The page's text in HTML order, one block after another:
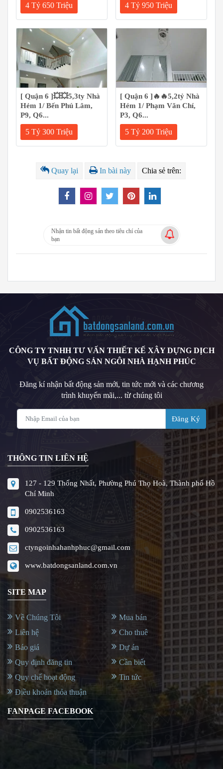
4 Tỷ 650 Triệu 4 Tỷ 950 Triệu
[ Quận 6 ]💥💥5,3ty Nhà
Hẻm 1/ Bến Phú Lâm,
P9, Q6...
5 Tỷ 300 Triệu
[ Quận 6 ]🔥🔥5,2tỷ Nhà
Hẻm 1/ Phạm Văn Chí,
P3, Q6...
5 Tỷ 200 Triệu
Quay lại In bài này Chia sẻ trên:
Nhận tin bất động sản theo tiêu chí của
bạn
CÔNG TY TNHH TƯ VẤN THIẾT KẾ XÂY DỰNG DỊCH
VỤ BẤT ĐỘNG SẢN NGÔI NHÀ HẠNH PHÚC
Đăng kí nhận bất động sản mới, tin tức mới và các chương
trình khuyến mãi,... từ chúng tôi
Đăng Ký
THÔNG TIN LIÊN HỆ
127 - 129 Thống Nhất, Phường Phú Thọ Hoà, Thành phố Hồ
Chí Minh
0902536163
0902536163
ctyngoinhahanhphuc@gmail.com
www.batdongsanland.com.vn
SITE MAP
Về Chúng Tôi
Liên hệ
Báo giá
Quy định đăng tin
Quy chế hoạt động
Điều khoản thỏa thuận
Mua bán
Cho thuê
Dự án
Cần biết
Tin tức
FANPAGE FACEBOOK